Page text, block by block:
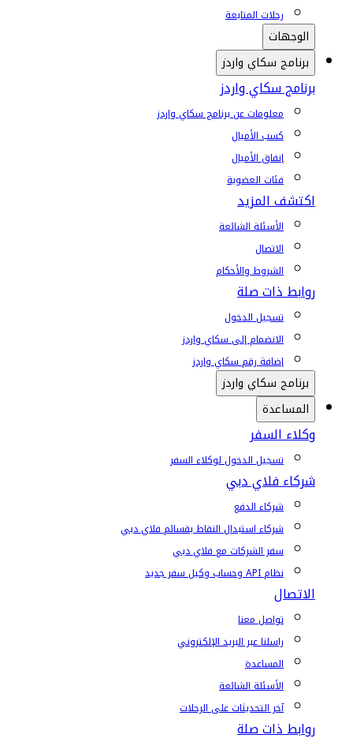
رحلات المتابعة
الوجهات
برنامج سكاي واردز
برنامج سكاي واردز
معلومات عن برنامج سكاي واردز
كسب الأميال
إنفاق الأميال
فئات العضوية
اكتشف المزيد
الأسئلة الشائعة
الاتصال
الشروط والأحكام
روابط ذات صلة
تسجيل الدخول
الانضمام إلى سكاي واردز
إضافة رقم سكاي واردز
برنامج سكاي واردز
المساعدة
وكلاء السفر
تسجيل الدخول لوكلاء السفر
شركاء فلاي دبي
شركاء الدفع
شركاء استبدال النقاط بقسائم فلاي دبي
سفر الشركات مع فلاي دبي
نظام API وحساب وكيل سفر جديد
الاتصال
تواصل معنا
راسلنا عبر البريد الإلكتروني
المساعدة
الأسئلة الشائعة
آخر التحديثات على الرحلات
روابط ذات صلة